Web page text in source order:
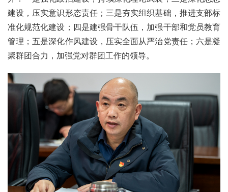
建设，压实意识形态责任；三是夯实组织基础，推进支部标
准化规范化建设；四是建强骨干队伍，加强干部和党员教育
管理；五是深化作风建设，压实全面从严治党责任；六是凝
聚群团合力，加强党对群团工作的领导。